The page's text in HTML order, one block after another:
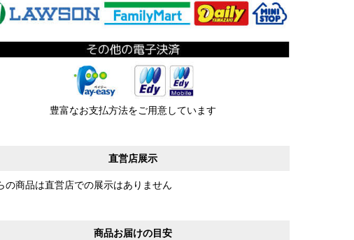
豊富なお支払方法をご用意しています
直営店展示
の商品は直営店での展示はありません
商品お届けの目安